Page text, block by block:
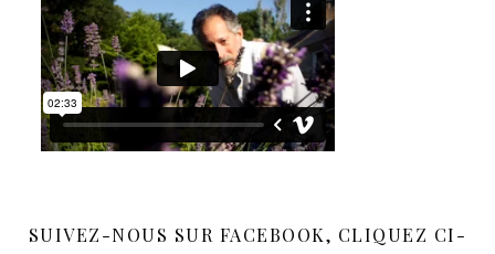
SUIVEZ-NOUS SUR FACEBOOK, CLIQUEZ CI-